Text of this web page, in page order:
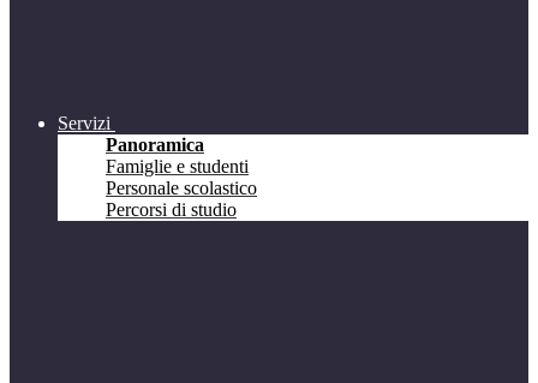
Servizi
Panoramica
Famiglie e studenti
Personale scolastico
Percorsi di studio